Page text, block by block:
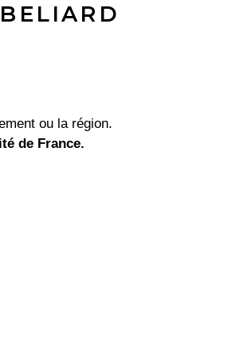
ou la région.
de France.